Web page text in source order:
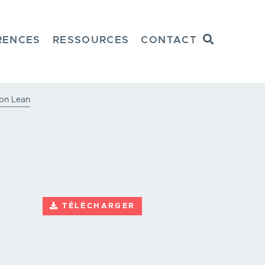
RESSOURCES CONTACT
Lean
TÉLÉCHARGER